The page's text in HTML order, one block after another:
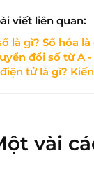
viết liên quan:
là gì? Số hóa
đổi số từ A
tử là gì?
vài